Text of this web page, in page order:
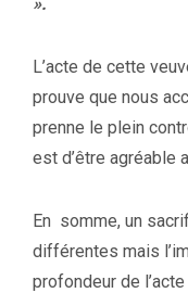
L’acte de cette
prouve que nous
prenne le plein
est d’être agréable
En somme, un
différentes mais
profondeur de